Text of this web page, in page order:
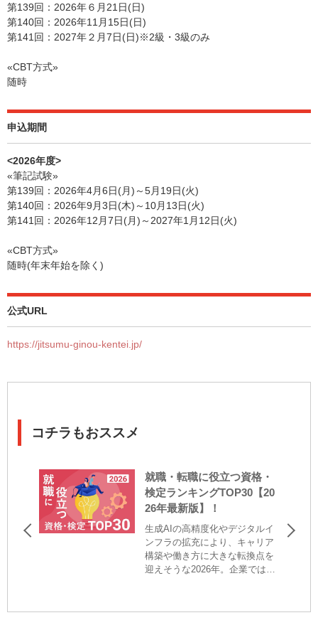
第139回：2026年６月21日(日)
第140回：2026年11月15日(日)
第141回：2027年２月7日(日)※2級・3級のみ
«CBT方式»
随時
申込期間
<2026年度>
«筆記試験»
第139回：2026年4月6日(月)～5月19日(火)
第140回：2026年9月3日(木)～10月13日(火)
第141回：2026年12月7日(月)～2027年1月12日(火)
«CBT方式»
随時(年末年始を除く)
公式URL
https://jitsumu-ginou-kentei.jp/
コチラもおススメ
就職・転職に役立つ資格・
検定ランキングTOP30【20
26年最新版】！
生成AIの高精度化やデジタルイ
ンフラの拡充により、キャリア
構築や働き方に大きな転換点を
迎えそうな2026年。企業では業
層問われるようになりました。